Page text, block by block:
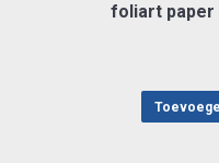
foliart paper